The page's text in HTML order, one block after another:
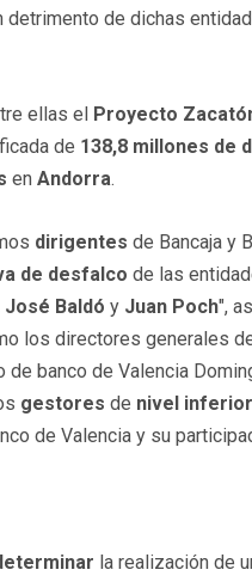
detrimento de dichas
ellas el Proyecto
de 138,8 millones de
en Andorra.
dirigentes de Bancaja y
de desfalco de las
José Baldó y Juan Poch",
los directores generales
banco de Valencia
gestores de nivel inferior
de Valencia y su
la realización de